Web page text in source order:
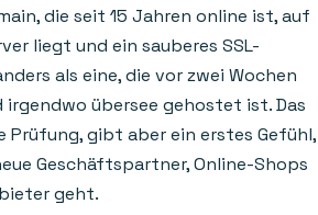
die seit 15 Jahren online ist, auf
liegt und ein sauberes SSL-
als eine, die vor zwei Wochen
übersee gehostet ist. Das
gibt aber ein erstes Gefühl,
Geschäftspartner, Online-Shops
geht.